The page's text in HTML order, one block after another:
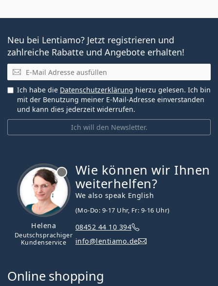
Neu bei Lentiamo? Jetzt registrieren und
zahlreiche Rabatte und Angebote erhalten!
E-Mail
Ich will den Newsletter.
Ich habe die Datenschutzerklärung hierzu gelesen. Ich bin
mit der Benutzung meiner E-Mail-Adresse einverstanden
und kann dies jederzeit widerrufen.
Helena
Deutschsprachiger
Kundenservice
Wie können wir Ihnen
weiterhelfen?
We also speak English
(Mo-Do: 9-17 Uhr, Fr: 9-16 Uhr)
08452 44 10 394
info@lentiamo.de
Online shopping